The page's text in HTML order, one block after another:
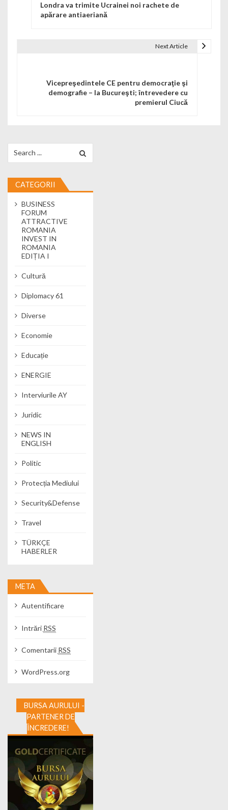
Londra va trimite Ucrainei noi rachete de
apărare antiaeriană
Next Article
Vicepreşedintele CE pentru democraţie şi
demografie – la Bucureşti; întrevedere cu
premierul Ciucă
CATEGORII
BUSINESS
FORUM
ATTRACTIVE
ROMANIA
INVEST IN
ROMANIA
EDIȚIA I
Cultură
Diplomacy 61
Diverse
Economie
Educație
ENERGIE
Interviurile AY
Juridic
NEWS IN
ENGLISH
Politic
Protecția Mediului
Security&Defense
Travel
TÜRKÇE
HABERLER
META
Autentificare
Intrări RSS
Comentarii RSS
WordPress.org
BURSA AURULUI -
PARTENER DE
ÎNCREDERE!